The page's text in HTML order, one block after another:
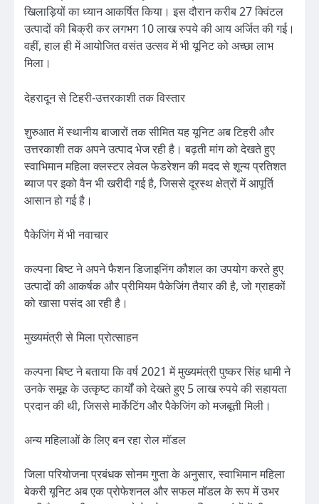
खिलाड़ियों का ध्यान आकर्षित किया। इस दौरान करीब 27 क्विंटल
उत्पादों की बिक्री कर लगभग 10 लाख रुपये की आय अर्जित की गई।
वहीं, हाल ही में आयोजित वसंत उत्सव में भी यूनिट को अच्छा लाभ
मिला।
देहरादून से टिहरी-उत्तरकाशी तक विस्तार
शुरुआत में स्थानीय बाजारों तक सीमित यह यूनिट अब टिहरी और
उत्तरकाशी तक अपने उत्पाद भेज रही है। बढ़ती मांग को देखते हुए
स्वाभिमान महिला क्लस्टर लेवल फेडरेशन की मदद से शून्य प्रतिशत
ब्याज पर इको वैन भी खरीदी गई है, जिससे दूरस्थ क्षेत्रों में आपूर्ति
आसान हो गई है।
पैकेजिंग में भी नवाचार
कल्पना बिष्ट ने अपने फैशन डिजाइनिंग कौशल का उपयोग करते हुए
उत्पादों की आकर्षक और प्रीमियम पैकेजिंग तैयार की है, जो ग्राहकों
को खासा पसंद आ रही है।
मुख्यमंत्री से मिला प्रोत्साहन
कल्पना बिष्ट ने बताया कि वर्ष 2021 में मुख्यमंत्री पुष्कर सिंह धामी ने
उनके समूह के उत्कृष्ट कार्यों को देखते हुए 5 लाख रुपये की सहायता
प्रदान की थी, जिससे मार्केटिंग और पैकेजिंग को मजबूती मिली।
अन्य महिलाओं के लिए बन रहा रोल मॉडल
जिला परियोजना प्रबंधक सोनम गुप्ता के अनुसार, स्वाभिमान महिला
बेकरी यूनिट अब एक प्रोफेशनल और सफल मॉडल के रूप में उभर